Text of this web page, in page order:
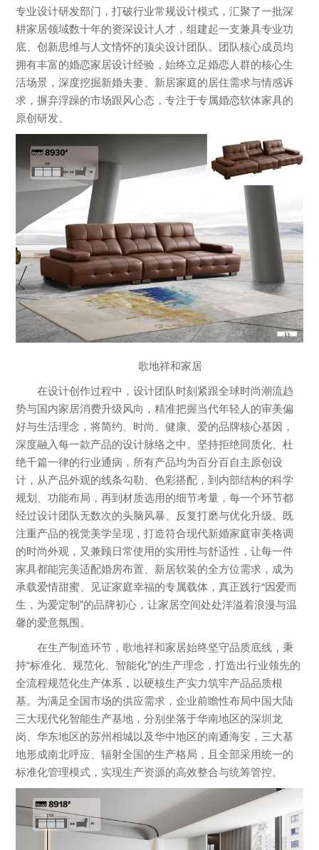
专业设计研发部门，打破行业常规设计模式，汇聚了一批深
耕家居领域数十年的资深设计人才，组建起一支兼具专业功
底、创新思维与人文情怀的顶尖设计团队。团队核心成员均
拥有丰富的婚恋家居设计经验，始终立足婚恋人群的核心生
活场景，深度挖掘新婚夫妻、新居家庭的居住需求与情感诉
求，摒弃浮躁的市场跟风心态，专注于专属婚恋软体家具的
原创研发。
歌地祥和家居
在设计创作过程中，设计团队时刻紧跟全球时尚潮流趋
势与国内家居消费升级风向，精准把握当代年轻人的审美偏
好与生活理念，将简约、时尚、健康、爱的品牌核心基因，
深度融入每一款产品的设计脉络之中。坚持拒绝同质化、杜
绝千篇一律的行业通病，所有产品均为百分百自主原创设
计，从产品外观的线条勾勒、色彩搭配，到内部结构的科学
规划、功能布局，再到材质选用的细节考量，每一个环节都
经过设计团队无数次的头脑风暴、反复打磨与优化升级。既
注重产品的视觉美学呈现，打造符合现代新婚家庭审美格调
的时尚外观，又兼顾日常使用的实用性与舒适性，让每一件
家具都能完美适配婚房布置、新居软装的全方位需求，成为
承载爱情甜蜜、见证家庭幸福的专属载体，真正践行“因爱而
生，为爱定制”的品牌初心，让家居空间处处洋溢着浪漫与温
馨的爱意氛围。
在生产制造环节，歌地祥和家居始终坚守品质底线，秉
持“标准化、规范化、智能化”的生产理念，打造出行业领先的
全流程规范化生产体系，以硬核生产实力筑牢产品品质根
基。为满足全国市场的供应需求，企业前瞻性布局中国大陆
三大现代化智能生产基地，分别坐落于华南地区的深圳龙
岗、华东地区的苏州相城以及华中地区的南通海安，三大基
地形成南北呼应、辐射全国的生产格局，且全部采用统一的
标准化管理模式，实现生产资源的高效整合与统筹管控。